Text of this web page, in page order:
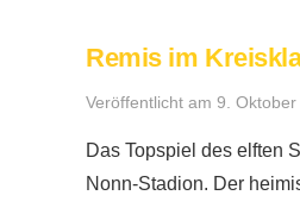
Remis im
Veröffentlicht am 9. Oktober
Das Topspiel des elften
Nonn-Stadion. Der